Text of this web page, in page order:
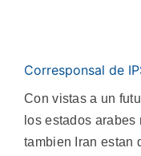
Corresponsal de
Con vistas a un
los estados
tambien Iran estan